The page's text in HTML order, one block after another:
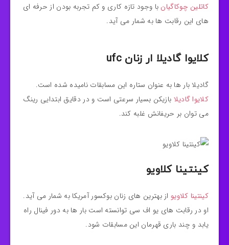
کاتلین چوکاگیان با وجود تازه کاری و کم تجربه بودن از حرفه ای
های این رقابت ها به شمار می آید.
کلایوا گادیلا ار زنان ufc
گادیلا بار ها به عنوان ستاره این مسابقات نامیده شده است.
کلایوا گادیلا بازیکن بسیار سرعتی است و در دقایق ابتدایی رینگ
می توان بر حریفانش غلبه کند.
کینتینا کلاویو
کینتینا کلاویو از بهترین های زنان بوکسور آمریکا به شمار می آید.
او در رقابت های یو اف سی توانسته است بار ها به دور فینال راه
یابد و چند باری قهرمان این مسابقات شود.